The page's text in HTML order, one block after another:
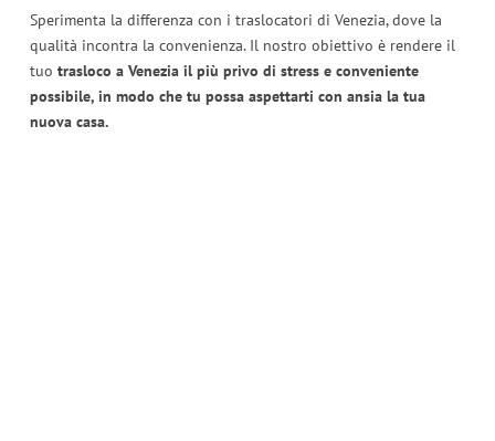
Sperimenta la differenza con i traslocatori di Venezia, dove la
qualità incontra la convenienza. Il nostro obiettivo è rendere il
tuo trasloco a Venezia il più privo di stress e conveniente
possibile, in modo che tu possa aspettarti con ansia la tua
nuova casa.